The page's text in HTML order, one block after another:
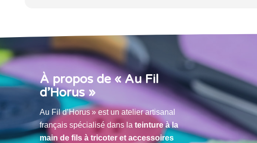
À propos de « Au Fil
d’Horus »
Au Fil d’Horus » est un atelier artisanal
français spécialisé dans la teinture à la
main de fils à tricoter et accessoires